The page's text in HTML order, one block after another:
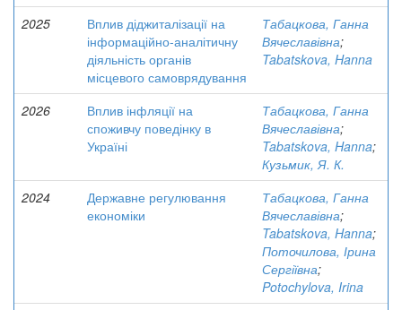
2025
Вплив діджиталізації на
інформаційно-аналітичну
діяльність органів
місцевого самоврядування
Табацкова, Ганна
Вячеславівна;
Tabatskova, Hanna
2026
Вплив інфляції на
споживчу поведінку в
Україні
Табацкова, Ганна
Вячеславівна;
Tabatskova, Hanna;
Кузьмик, Я. К.
2024
Державне регулювання
економіки
Табацкова, Ганна
Вячеславівна;
Tabatskova, Hanna;
Поточилова, Ірина
Сергіївна;
Potochylova, Irina